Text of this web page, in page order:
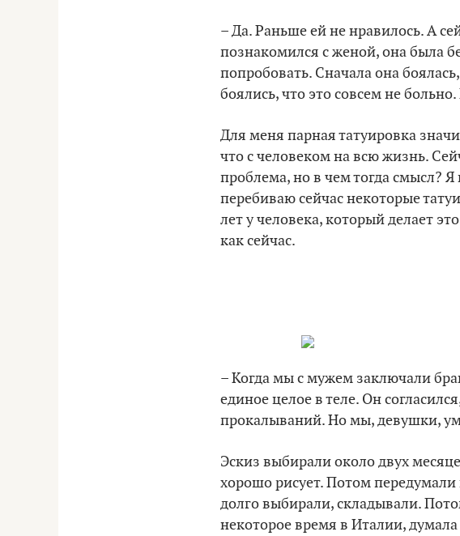
– Да. Раньше ей не нравилось. А
познакомился с женой, она была
попробовать. Сначала она
боялись, что это совсем не
Для меня парная татуировка
что с человеком на всю жизнь.
проблема, но в чем тогда смысл?
перебиваю сейчас некоторые
лет у человека, который делает
как сейчас.
– Когда мы с мужем заключали
единое целое в теле. Он
прокалываний. Но мы, девушки,
Эскиз выбирали около двух
хорошо рисует. Потом передумали
долго выбирали, складывали.
некоторое время в Италии,